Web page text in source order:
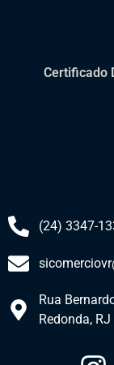
Certificado
(24) 3347-
Rua
Redonda, RJ​